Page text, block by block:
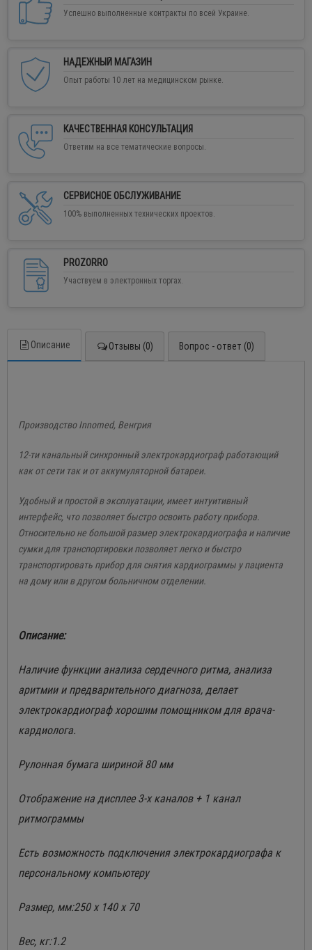
Успешно выполненные контракты по всей Украине.
НАДЕЖНЫЙ МАГАЗИН
Опыт работы 10 лет на медицинском рынке.
КАЧЕСТВЕННАЯ КОНСУЛЬТАЦИЯ
Ответим на все тематические вопросы.
СЕРВИСНОЕ ОБСЛУЖИВАНИЕ
100% выполненных технических проектов.
PROZORRO
Участвуем в электронных торгах.
Описание Отзывы (0) Вопрос - ответ (0)
Производство Innomed, Венгрия
12-ти канальный синхронный электрокардиограф работающий
как от сети так и от аккумуляторной батареи.
Удобный и простой в эксплуатации, имеет интуитивный
интерфейс, что позволяет быстро освоить работу прибора.
Относительно не большой размер электрокардиографа и наличие
сумки для транспортировки позволяет легко и быстро
транспортировать прибор для снятия кардиограммы у пациента
на дому или в другом больничном отделении.
Описание:
Наличие функции анализа сердечного ритма, анализа
аритмии и предварительного диагноза, делает
электрокардиограф хорошим помощником для врача-
кардиолога.
Рулонная бумага шириной 80 мм
Отображение на дисплее 3-х каналов + 1 канал
ритмограммы
Есть возможность подключения электрокардиографа к
персональному компьютеру
Размер, мм:250 x 140 x 70
Вес, кг:1.2